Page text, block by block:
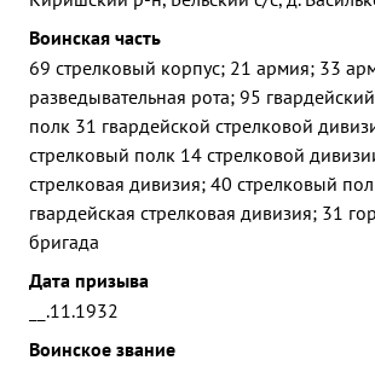
Воинская часть
69 стрелковый корпус; 21 армия; 33
разведывательная рота; 95
полк 31 гвардейской стрелковой
стрелковый полк 14 стрелковой
стрелковая дивизия; 40 стрелковый
гвардейская стрелковая дивизия; 31
бригада
Дата призыва
__.11.1932
Воинское звание